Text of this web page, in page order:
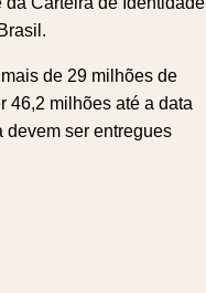
de 29 milhões de
46,2 milhões até a data
devem ser entregues